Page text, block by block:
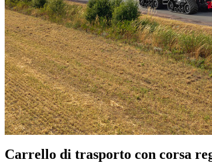
Carrello di trasporto con corsa